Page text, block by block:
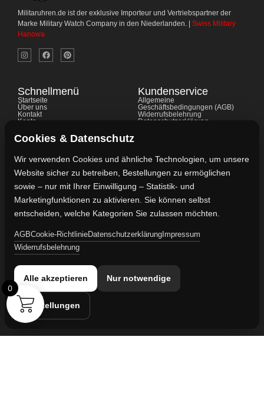
Militaruhren.de ist der exklusive Importeur und Vertriebspartner der
Marke Military Watch Company in den Niederlanden. | Swiss Military
Hanowa
Schnellmenü
Startseite
Über uns
Kontakt
Konto
FAQ's
Kundenservice
Allgemeine
Geschäftsbedingungen (AGB)
Widerrufsbelehrung
Datenschutzerklärung
Kontaktdaten
Vertreten durch:
Lievaart B.V.
Kontakt:
info@militaruhren.de
KVK-Nummer: 74829491
Umsatzsteuer-ID:
NL860042352B01
Cookies & Datenschutz
Wir verwenden Cookies und ähnliche Technologien, um unsere
Website sicher zu betreiben, Bestellungen zu ermöglichen
sowie – nur mit Ihrer Einwilligung – Statistik- und
Marketingfunktionen zu aktivieren. Sie können selbst
entscheiden, welche Kategorien Sie zulassen möchten.
AGBCookie-RichtlinieDatenschutzerklärung Impressum
Widerrufsbelehrung
Alle akzeptieren Nur notwendige
Einstellungen
0